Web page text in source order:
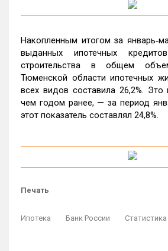
Накопленным итогом за
выданных ипотечных
строительства в общем
Тюменской области ипотечных
всех видов составила 26,2%.
чем годом ранее, — за период
этот показатель составлял 24,8%.
Печать
Ипотека Банк России Статистика